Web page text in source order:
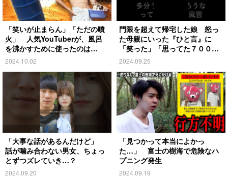
「笑いが止まらん」「ただの噴
火」 人気YouTuberが、風呂
を沸かすために使ったのは…
2024.10.02
門限を超えて帰宅した娘 怒っ
た母親にいった『ひと言』に
「笑った」「思ってた７００倍
特殊」
2024.09.25
「大事な話があるんだけど」
話が噛み合わない男女、ちょっ
とずつズレていき…？
2024.09.20
「見つかって本当によかっ
た…」 富士の樹海で危険なハ
プニング発生
2024.09.19